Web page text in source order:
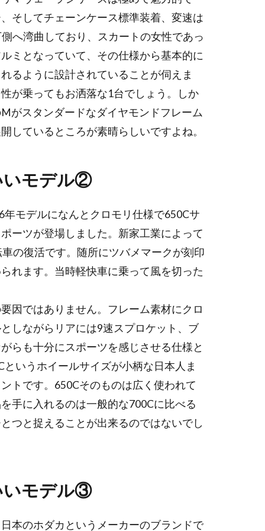
そしてチェーンケース標準装着、変速は
へ湾曲しており、スカートの女性であっ
ミとなっていて、その仕様から基本的に
るように設計されていることが伺えま
が乗ってもお洒落な1台でしょう。しか
がスタンダードなダイヤモンドフレーム
しているところが素晴らしいですよね。
いモデル②
モデルになんとクロモリ仕様で650Cサ
ーツが登場しました。新家工業によって
の復活です。随所にツバメマークが刻印
れます。当時軽快車に乗って風を切った
因ではありません。フレーム素材にクロ
しながらリアには9速スプロケット、ブ
らも十分にスポーツを感じさせる仕様と
いうホイールサイズが小柄な日本人ま
トです。650Cそのものは広く使われて
手に入れるのは一般的な700Cに比べる
つと捉えることが出来るのではないでし
いモデル③
本のホダカというメーカーのブランドで